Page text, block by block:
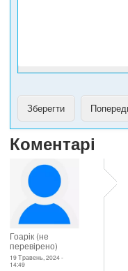
Коментарі
Гоарік (не
перевірено)
19 Травень, 2024 -
14:49